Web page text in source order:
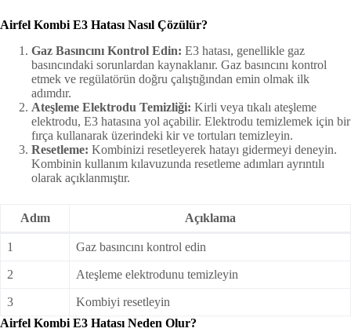
Airfel Kombi E3 Hatası Nasıl Çözülür?
Gaz Basıncını Kontrol Edin: E3 hatası, genellikle gaz
basıncındaki sorunlardan kaynaklanır. Gaz basıncını kontrol
etmek ve regülatörün doğru çalıştığından emin olmak ilk
adımdır.
Ateşleme Elektrodu Temizliği: Kirli veya tıkalı ateşleme
elektrodu, E3 hatasına yol açabilir. Elektrodu temizlemek için bir
fırça kullanarak üzerindeki kir ve tortuları temizleyin.
Resetleme: Kombinizi resetleyerek hatayı gidermeyi deneyin.
Kombinin kullanım kılavuzunda resetleme adımları ayrıntılı
olarak açıklanmıştır.
Adım Açıklama
1 Gaz basıncını kontrol edin
2 Ateşleme elektrodunu temizleyin
3
Kombiyi resetleyin
Airfel Kombi E3 Hatası Neden Olur?